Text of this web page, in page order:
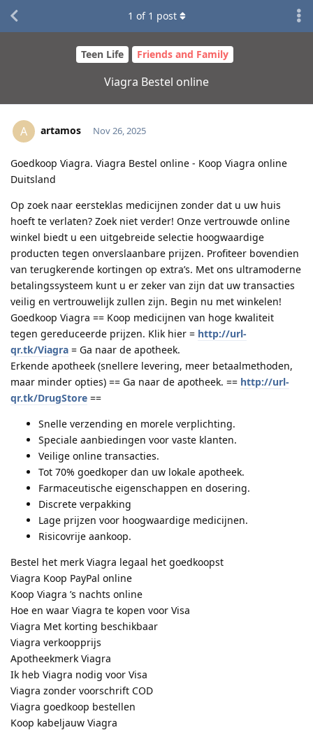
Teen Life Friends and Family
Viagra Bestel online
1 of 1 post
A artamos Nov 26, 2025
Goedkoop Viagra. Viagra Bestel online - Koop Viagra online
Duitsland
Op zoek naar eersteklas medicijnen zonder dat u uw huis
hoeft te verlaten? Zoek niet verder! Onze vertrouwde online
winkel biedt u een uitgebreide selectie hoogwaardige
producten tegen onverslaanbare prijzen. Profiteer bovendien
van terugkerende kortingen op extra’s. Met ons ultramoderne
betalingssysteem kunt u er zeker van zijn dat uw transacties
veilig en vertrouwelijk zullen zijn. Begin nu met winkelen!
Goedkoop Viagra == Koop medicijnen van hoge kwaliteit
tegen gereduceerde prijzen. Klik hier = http://url-
qr.tk/Viagra = Ga naar de apotheek.
Erkende apotheek (snellere levering, meer betaalmethoden,
maar minder opties) == Ga naar de apotheek. == http://url-
qr.tk/DrugStore ==
Snelle verzending en morele verplichting.
Speciale aanbiedingen voor vaste klanten.
Veilige online transacties.
Tot 70% goedkoper dan uw lokale apotheek.
Farmaceutische eigenschappen en dosering.
Discrete verpakking
Lage prijzen voor hoogwaardige medicijnen.
Risicovrije aankoop.
Bestel het merk Viagra legaal het goedkoopst
Viagra Koop PayPal online
Koop Viagra ’s nachts online
Hoe en waar Viagra te kopen voor Visa
Viagra Met korting beschikbaar
Viagra verkoopprijs
Apotheekmerk Viagra
Ik heb Viagra nodig voor Visa
Viagra zonder voorschrift COD
Viagra goedkoop bestellen
Koop kabeljauw Viagra